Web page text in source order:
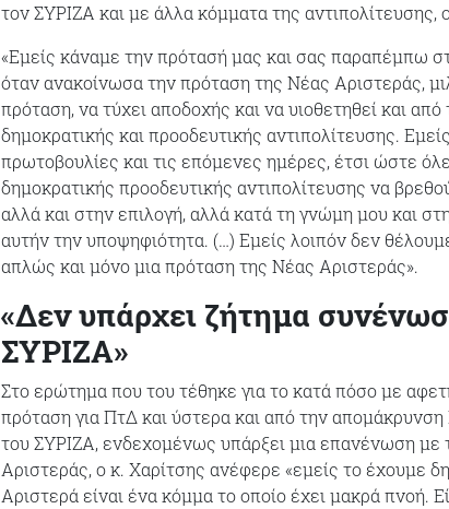
τον ΣΥΡΙΖΑ και με άλλα κόμματα της αντιπολίτευσης,
«Εμείς κάναμε την πρότασή μας και σας παραπέμπω
όταν ανακοίνωσα την πρόταση της Νέας Αριστεράς,
πρόταση, να τύχει αποδοχής και να υιοθετηθεί και από
δημοκρατικής και προοδευτικής αντιπολίτευσης.
πρωτοβουλίες και τις επόμενες ημέρες, έτσι ώστε
δημοκρατικής προοδευτικής αντιπολίτευσης να
αλλά και στην επιλογή, αλλά κατά τη γνώμη μου και
αυτήν την υποψηφιότητα. (…) Εμείς λοιπόν δεν
απλώς και μόνο μια πρόταση της Νέας Αριστεράς».
«Δεν υπάρχει ζήτημα
ΣΥΡΙΖΑ»
Στο ερώτημα που του τέθηκε για το κατά πόσο με
πρόταση για ΠτΔ και ύστερα και από την
του ΣΥΡΙΖΑ, ενδεχομένως υπάρξει μια επανένωση με
Αριστεράς, ο κ. Χαρίτσης ανέφερε «εμείς το έχουμε
Αριστερά είναι ένα κόμμα το οποίο έχει μακρά πνοή.